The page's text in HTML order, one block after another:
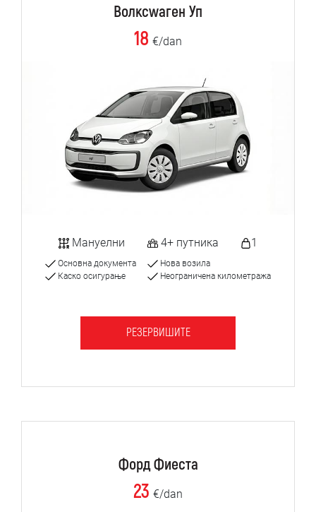
Волксwаген Уп
18 €/dan
Мануелни 4+ путника 1
Основна документа
Каско осигурање
Нова возила
Неограничена километража
РЕЗЕРВИШИТЕ
Форд Фиеста
23 €/dan